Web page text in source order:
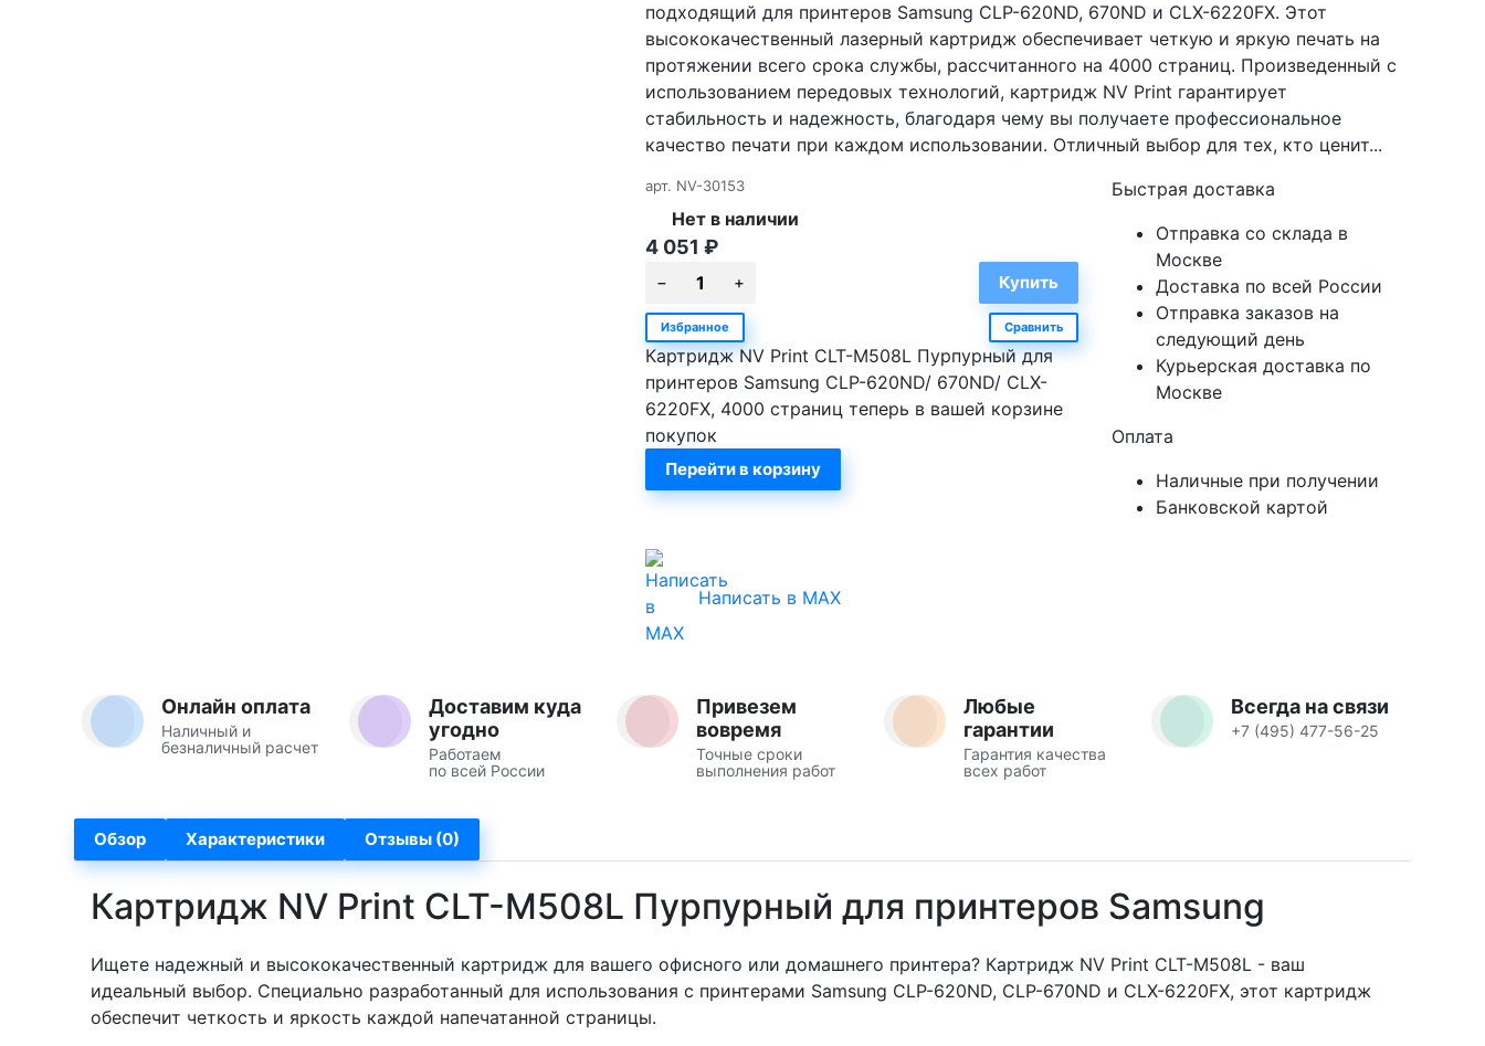
подходящий для принтеров Samsung CLP-620ND, 670ND и CLX-6220FX. Этот
высококачественный лазерный картридж обеспечивает четкую и яркую печать на
протяжении всего срока службы, рассчитанного на 4000 страниц. Произведенный с
использованием передовых технологий, картридж NV Print гарантирует
стабильность и надежность, благодаря чему вы получаете профессиональное
качество печати при каждом использовании. Отличный выбор для тех, кто ценит...
арт. NV-30153
Нет в наличии
4 051 ₽
Избранное Сравнить
Картридж NV Print CLT-M508L Пурпурный для
принтеров Samsung CLP-620ND/ 670ND/ CLX-
6220FX, 4000 страниц теперь в вашей корзине
покупок
Перейти в корзину
Быстрая доставка
Отправка со склада в
Москве
Доставка по всей России
Отправка заказов на
следующий день
Курьерская доставка по
Москве
Оплата
Наличные при получении
Банковской картой
Написать в MAX
Онлайн оплата
Наличный и
безналичный расчет
Доставим куда
угодно
Работаем
по всей России
Привезем
вовремя
Точные сроки
выполнения работ
Любые
гарантии
Гарантия качества
всех работ
Всегда на связи
+7 (495) 477-56-25
Обзор Характеристики Отзывы (0)
Картридж NV Print CLT-M508L Пурпурный для принтеров Samsung
Ищете надежный и высококачественный картридж для вашего офисного или домашнего принтера? Картридж NV Print CLT-M508L - ваш
идеальный выбор. Специально разработанный для использования с принтерами Samsung CLP-620ND, CLP-670ND и CLX-6220FX, этот картридж
обеспечит четкость и яркость каждой напечатанной страницы.